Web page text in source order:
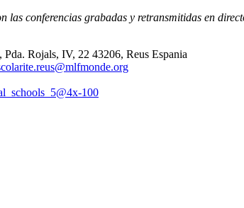
las conferencias grabadas y retransmitidas en
Pda. Rojals, IV, 22 43206, Reus Espania